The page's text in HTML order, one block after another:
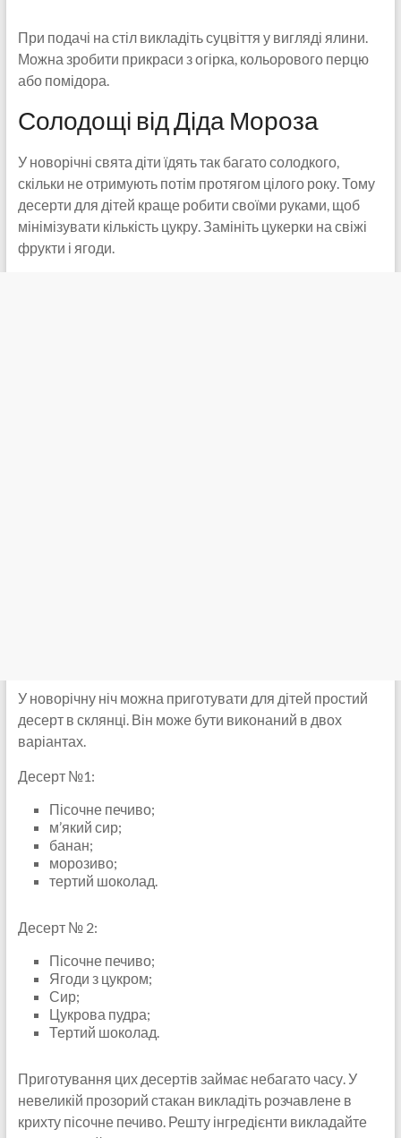
При подачі на стіл викладіть суцвіття у вигляді ялини.
Можна зробити прикраси з огірка, кольорового перцю
або помідора.
Солодощі від Діда Мороза
У новорічні свята діти їдять так багато солодкого,
скільки не отримують потім протягом цілого року. Тому
десерти для дітей краще робити своїми руками, щоб
мінімізувати кількість цукру. Замініть цукерки на свіжі
фрукти і ягоди.
У новорічну ніч можна приготувати для дітей простий
десерт в склянці. Він може бути виконаний в двох
варіантах.
Десерт №1:
Пісочне печиво;
м’який сир;
банан;
морозиво;
тертий шоколад.
Десерт № 2:
Пісочне печиво;
Ягоди з цукром;
Сир;
Цукрова пудра;
Тертий шоколад.
Приготування цих десертів займає небагато часу. У
невеликій прозорий стакан викладіть розчавлене ​​в
крихту пісочне печиво. Решту інгредієнти викладайте